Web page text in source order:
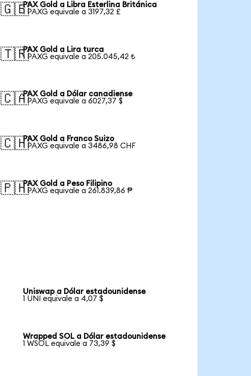
🇬🇧PAX Gold a Libra Esterlina Británica
1 PAXG equivale a 3197,32 £
🇹🇷PAX Gold a Lira turca
1 PAXG equivale a 205.045,42 ₺
🇨🇦PAX Gold a Dólar canadiense
1 PAXG equivale a 6027,37 $
🇨🇭PAX Gold a Franco Suizo
1 PAXG equivale a 3486,98 CHF
🇵🇭PAX Gold a Peso Filipino
1 PAXG equivale a 261.839,86 ₱
Uniswap a Dólar estadounidense
1 UNI equivale a 4,07 $
Wrapped SOL a Dólar estadounidense
1 WSOL equivale a 73,39 $